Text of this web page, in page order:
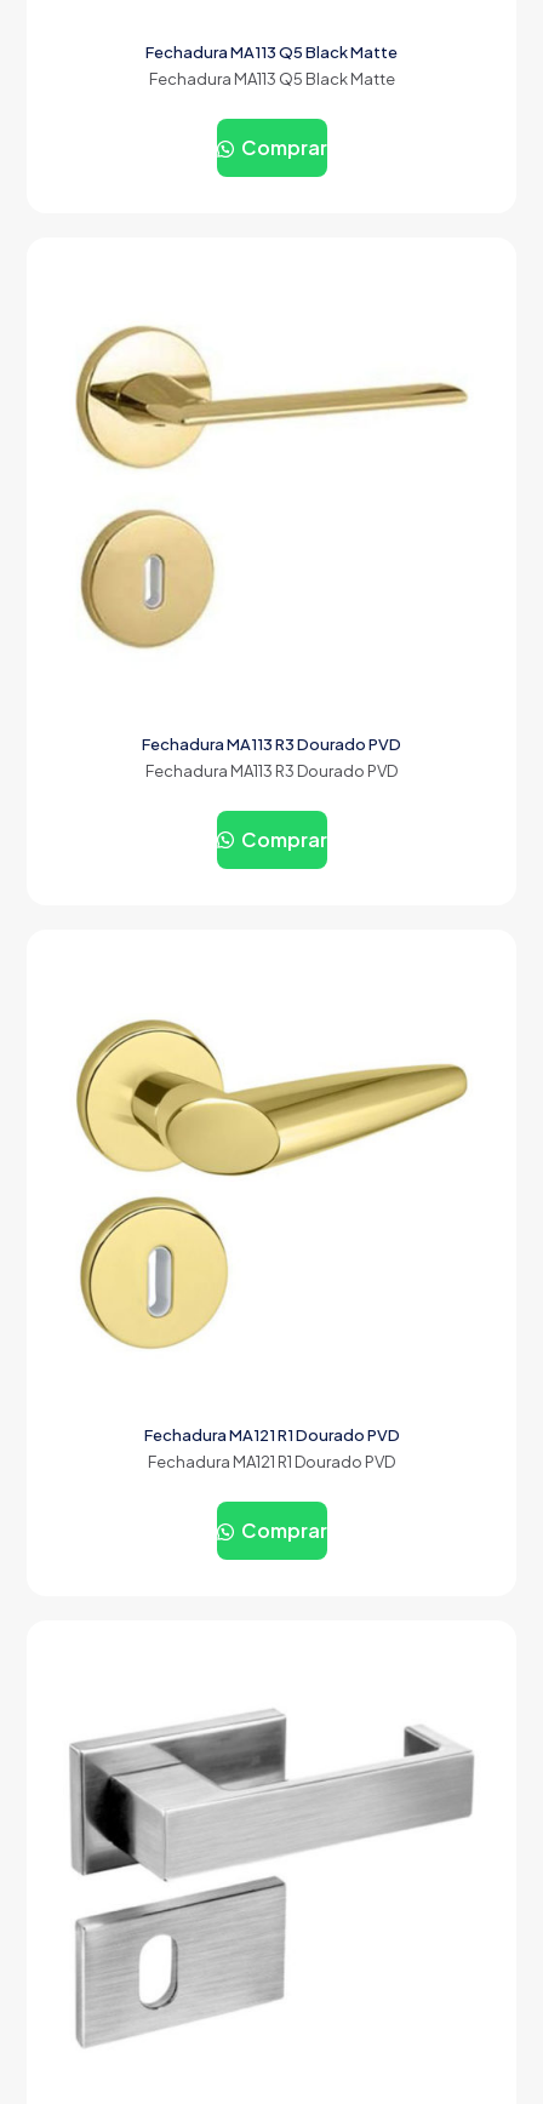
Fechadura MA113 Q5 Black Matte
Fechadura MA113 Q5 Black Matte
Comprar
Fechadura MA113 R3 Dourado PVD
Fechadura MA113 R3 Dourado PVD
Comprar
Fechadura MA121 R1 Dourado PVD
Fechadura MA121 R1 Dourado PVD
Comprar